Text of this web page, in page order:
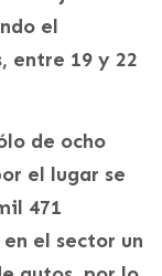
el
entre 19 y 22
de ocho
el lugar se
471
el sector un